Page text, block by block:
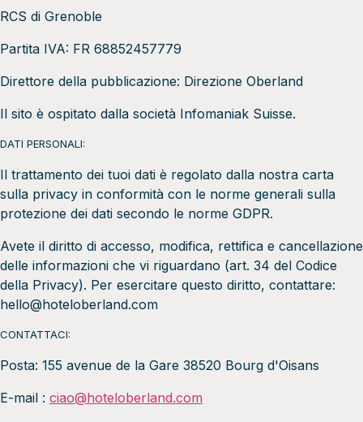
RCS di Grenoble
Partita IVA: FR 68852457779
Direttore della pubblicazione: Direzione Oberland
Il sito è ospitato dalla società Infomaniak Suisse.
DATI PERSONALI:
Il trattamento dei tuoi dati è regolato dalla nostra carta
sulla privacy in conformità con le norme generali sulla
protezione dei dati secondo le norme GDPR.
Avete il diritto di accesso, modifica, rettifica e cancellazione
delle informazioni che vi riguardano (art. 34 del Codice
della Privacy). Per esercitare questo diritto, contattare:
hello@hoteloberland.com
CONTATTACI:
Posta: 155 avenue de la Gare 38520 Bourg d'Oisans
E-mail : ciao@hoteloberland.com